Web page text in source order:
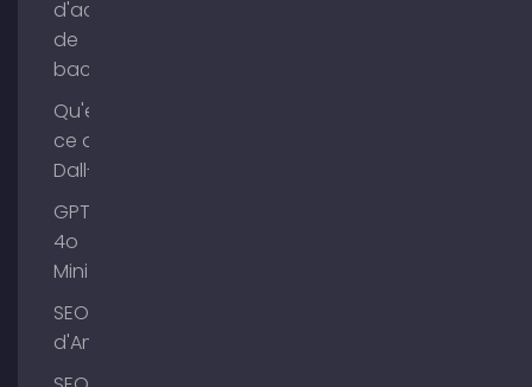
d'achat
de
backlinks
Qu'est-
ce que
Dall-E ?
GPT-
4o
Mini
SEO Lac
d'Ammer